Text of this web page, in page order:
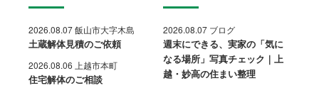
2026.08.07 飯山市大字木島
土蔵解体見積のご依頼
2026.08.06 上越市本町
住宅解体のご相談
2026.08.07 ブログ
週末にできる、実家の「気に
なる場所」写真チェック｜上
越・妙高の住まい整理